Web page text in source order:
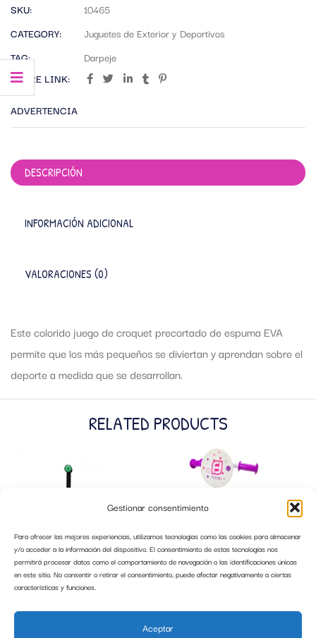
Gestionar consentimiento
Para ofrecer las mejores experiencias, utilizamos tecnologías como las cookies para almacenar
y/o acceder a la información del dispositivo. El consentimiento de estas tecnologías nos
permitirá procesar datos como el comportamiento de navegación o las identificaciones únicas
en este sitio. No consentir o retirar el consentimiento, puede afectar negativamente a ciertas
características y funciones.
Aceptar
SKU:
10465
CATEGORY:
Juguetes de Exterior y Deportivos
TAG:
Darpeje
SHARE LINK:
ADVERTENCIA
DESCRIPCIÓN
INFORMACIÓN ADICIONAL
VALORACIONES (0)
Este colorido juego de croquet precortado de espuma EVA
permite que los más pequeños se diviertan y aprendan sobre el
deporte a medida que se desarrollan.
RELATED PRODUCTS
COLOR VERDE
ROSA